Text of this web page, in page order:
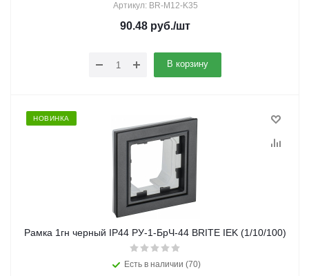
Артикул: BR-M12-K35
90.48 руб./шт
В корзину
НОВИНКА
Рамка 1гн черный IP44 РУ-1-БрЧ-44 BRITE IEK (1/10/100)
Есть в наличии (70)